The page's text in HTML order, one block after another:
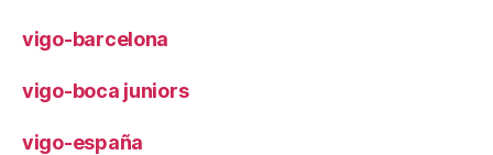
vigo-barcelona
vigo-boca juniors
vigo-españa